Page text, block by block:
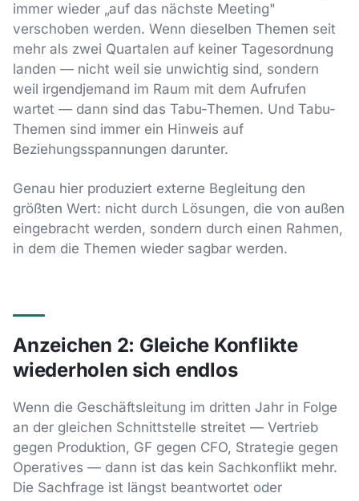
immer wieder „auf das nächste Meeting"
verschoben werden. Wenn dieselben Themen seit
mehr als zwei Quartalen auf keiner Tagesordnung
landen — nicht weil sie unwichtig sind, sondern
weil irgendjemand im Raum mit dem Aufrufen
wartet — dann sind das Tabu-Themen. Und Tabu-
Themen sind immer ein Hinweis auf
Beziehungsspannungen darunter.
Genau hier produziert externe Begleitung den
größten Wert: nicht durch Lösungen, die von außen
eingebracht werden, sondern durch einen Rahmen,
in dem die Themen wieder sagbar werden.
Anzeichen 2: Gleiche Konflikte
wiederholen sich endlos
Wenn die Geschäftsleitung im dritten Jahr in Folge
an der gleichen Schnittstelle streitet — Vertrieb
gegen Produktion, GF gegen CFO, Strategie gegen
Operatives — dann ist das kein Sachkonflikt mehr.
Die Sachfrage ist längst beantwortet oder